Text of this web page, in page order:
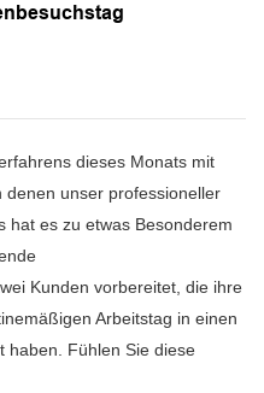
dieses Monats mit
denen unser professioneller
hat es zu etwas Besonderem
Kunden vorbereitet, die ihre
Arbeitstag in einen
haben. Fühlen Sie diese